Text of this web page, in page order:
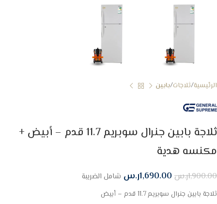
الرئيسية ثلاجات بابين
ثلاجة بابين جنرال سوبريم 11.7 قدم – أبيض +
مكنسه هدية
1,900.00ر.س1,690.00ر.س شامل الضريبة
ثلاجة بابين جنرال سوبريم 11.7 قدم – أبيض